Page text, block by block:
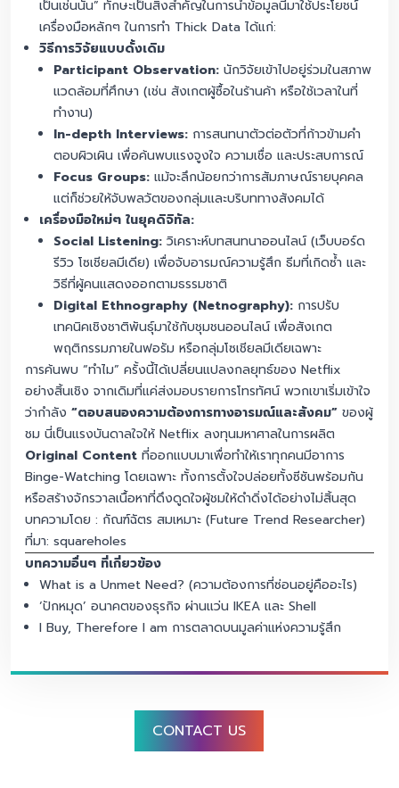
เป็นเช่นนั้น” ทักษะเป็นสิ่งสำคัญในการนำข้อมูลนี้มาใช้ประโยชน์
เครื่องมือหลักๆ ในการทำ Thick Data ได้แก่:
วิธีการวิจัยแบบดั้งเดิม
Participant Observation: นักวิจัยเข้าไปอยู่ร่วมในสภาพ
แวดล้อมที่ศึกษา (เช่น สังเกตผู้ซื้อในร้านค้า หรือใช้เวลาในที่
ทำงาน)
In-depth Interviews: การสนทนาตัวต่อตัวที่ก้าวข้ามคำ
ตอบผิวเผิน เพื่อค้นพบแรงจูงใจ ความเชื่อ และประสบการณ์
Focus Groups: แม้จะลึกน้อยกว่าการสัมภาษณ์รายบุคคล
แต่ก็ช่วยให้จับพลวัตของกลุ่มและบริบททางสังคมได้
เครื่องมือใหม่ๆ ในยุคดิจิทัล:
Social Listening: วิเคราะห์บทสนทนาออนไลน์ (เว็บบอร์ด
รีวิว โซเชียลมีเดีย) เพื่อจับอารมณ์ความรู้สึก ธีมที่เกิดซ้ำ และ
วิธีที่ผู้คนแสดงออกตามธรรมชาติ
Digital Ethnography (Netnography): การปรับ
เทคนิคเชิงชาติพันธุ์มาใช้กับชุมชนออนไลน์ เพื่อสังเกต
พฤติกรรมภายในฟอรัม หรือกลุ่มโซเชียลมีเดียเฉพาะ
การค้นพบ “ทำไม” ครั้งนี้ได้เปลี่ยนแปลงกลยุทธ์ของ Netflix
อย่างสิ้นเชิง จากเดิมที่แค่ส่งมอบรายการโทรทัศน์ พวกเขาเริ่มเข้าใจ
ว่ากำลัง “ตอบสนองความต้องการทางอารมณ์และสังคม” ของผู้
ชม นี่เป็นแรงบันดาลใจให้ Netflix ลงทุนมหาศาลในการผลิต
Original Content ที่ออกแบบมาเพื่อทำให้เราทุกคนมีอาการ
Binge-Watching โดยเฉพาะ ทั้งการตั้งใจปล่อยทั้งซีซันพร้อมกัน
หรือสร้างจักรวาลเนื้อหาที่ดึงดูดใจผู้ชมให้ดำดิ่งได้อย่างไม่สิ้นสุด
บทความโดย : กัณฑ์ฉัตร สมเหมาะ (Future Trend Researcher)
ที่มา: squareholes
บทความอื่นๆ ที่เกี่ยวข้อง
What is a Unmet Need? (ความต้องการที่ซ่อนอยู่คืออะไร)
‘ปักหมุด’ อนาคตของธุรกิจ ผ่านแว่น IKEA และ Shell
I Buy, Therefore I am การตลาดบนมูลค่าแห่งความรู้สึก
CONTACT US